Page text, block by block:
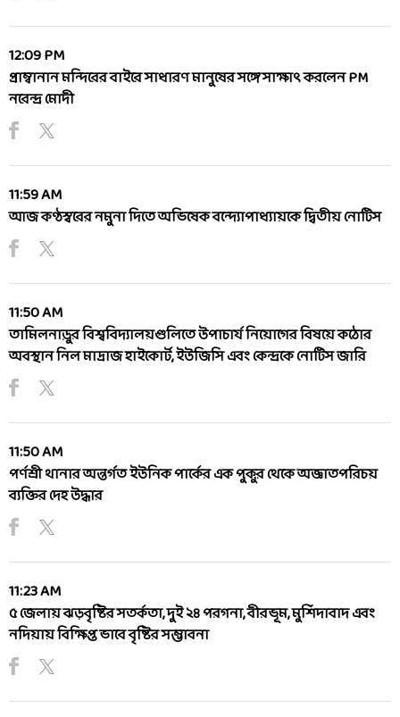
12:09 PM
প্রাম্বানান মন্দিরের বাইরে সাধারণ মানুষের সঙ্গে সাক্ষাৎ করলেন PM
নরেন্দ্র মোদী
11:59 AM
আজ কণ্ঠস্বরের নমুনা দিতে অভিষেক বন্দ্যোপাধ্যায়কে দ্বিতীয় নোটিস
11:50 AM
তামিলনাড়ুর বিশ্ববিদ্যালয়গুলিতে উপাচার্য নিয়োগের বিষয়ে কঠোর
অবস্থান নিল মাদ্রাজ হাইকোর্ট, ইউজিসি এবং কেন্দ্রকে নোটিস জারি
11:50 AM
পর্ণশ্রী থানার অন্তর্গত ইউনিক পার্কের এক পুকুর থেকে অজ্ঞাতপরিচয়
ব্যক্তির দেহ উদ্ধার
11:23 AM
৫ জেলায় ঝড়বৃষ্টির সতর্কতা, দুই ২৪ পরগনা, বীরভূম, মুর্শিদাবাদ এবং
নদিয়ায় বিক্ষিপ্ত ভাবে বৃষ্টির সম্ভাবনা